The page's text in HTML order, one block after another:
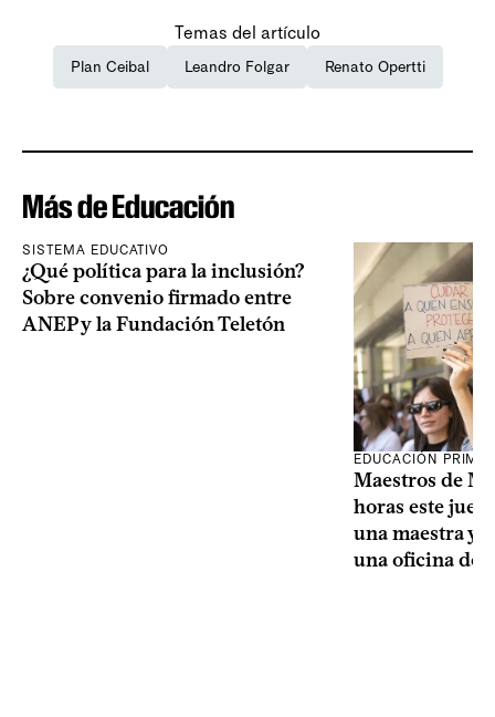
Temas del artículo
Plan Ceibal Leandro Folgar Renato Opertti
Más de Educación
SISTEMA EDUCATIVO
¿Qué política para la inclusión?
Sobre convenio firmado entre
ANEP y la Fundación Teletón
EDUCACIÓN
Maestros de
horas este
una maestra y
una oficina de